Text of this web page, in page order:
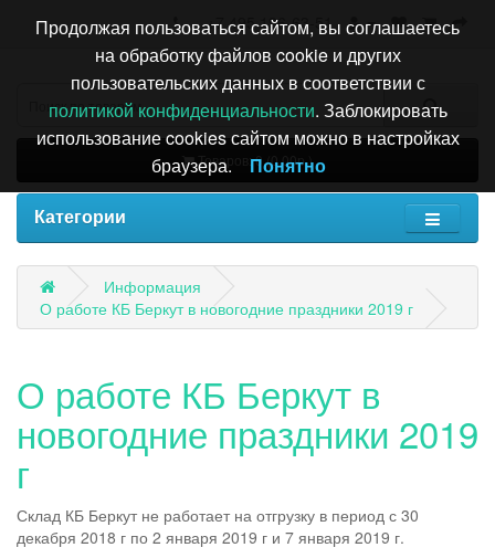
+7 495 196-63-51
Товаров: 0 (0.00р.)
Категории
Информация
О работе КБ Беркут в новогодние праздники 2019 г
О работе КБ Беркут в
новогодние праздники 2019
г
Склад КБ Беркут не работает на отгрузку в период с 30
декабря 2018 г по 2 января 2019 г и 7 января 2019 г.
Продолжая пользоваться сайтом, вы соглашаетесь
на обработку файлов cookie и других
пользовательских данных в соответствии с
политикой конфиденциальности. Заблокировать
использование cookies сайтом можно в настройках
браузера.
Понятно